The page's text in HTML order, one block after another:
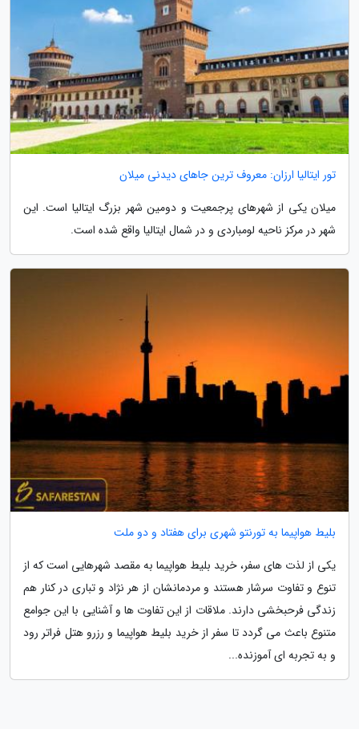
تور ایتالیا ارزان: معروف ترین جاهای دیدنی میلان
میلان یکی از شهرهای پرجمعیت و دومین شهر بزرگ ایتالیا است. این
شهر در مرکز ناحیه لومباردی و در شمال ایتالیا واقع شده است.
بلیط هواپیما به تورنتو شهری برای هفتاد و دو ملت
یکی از لذت های سفر، خرید بلیط هواپیما به مقصد شهرهایی است که از
تنوع و تفاوت سرشار هستند و مردمانشان از هر نژاد و تباری در کنار هم
زندگی فرحبخشی دارند. ملاقات از این تفاوت ها و آشنایی با این جوامع
متنوع باعث می گردد تا سفر از خرید بلیط هواپیما و رزرو هتل فراتر رود
و به تجربه ای آموزنده...